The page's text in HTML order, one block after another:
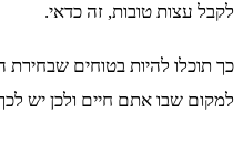
לקבל עצות טובות, זה כדאי.
כך תוכלו להיות בטוחים שבחירת
למקום שבו אתם חיים ולכן יש